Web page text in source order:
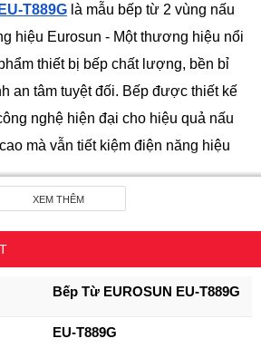
T889G là mẫu bếp từ 2 vùng nấu
hiệu Eurosun - Một thương hiệu nổi
thiết bị bếp chất lượng, bền bỉ
an tâm tuyệt đối. Bếp được thiết kế
nghệ hiện đại cho hiệu quả nấu
mà vẫn tiết kiệm điện năng hiệu
tính năng an toàn giúp bạn hoàn toàn
XEM THÊM
Bếp Từ EUROSUN EU-T889G
EU-T889G